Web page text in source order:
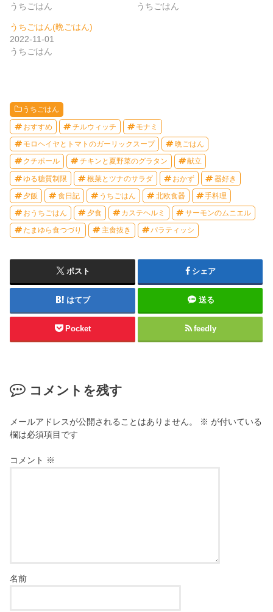
うちごはん
うちごはん
うちごはん(晩ごはん)
2022-11-01
うちごはん
うちごはん
おすすめ チルウィッチ モナミ
モロヘイヤとトマトのガーリックスープ 晩ごはん
クチポール チキンと夏野菜のグラタン 献立
ゆる糖質制限 根菜とツナのサラダ おかず 器好き
夕飯 食日記 うちごはん 北欧食器 手料理
おうちごはん 夕食 カステヘルミ サーモンのムニエル
たまゆら食つづり 主食抜き パラティッシ
ポスト シェア
はてブ 送る
Pocket feedly
コメントを残す
メールアドレスが公開されることはありません。 ※ が付いている
欄は必須項目です
コメント ※
名前